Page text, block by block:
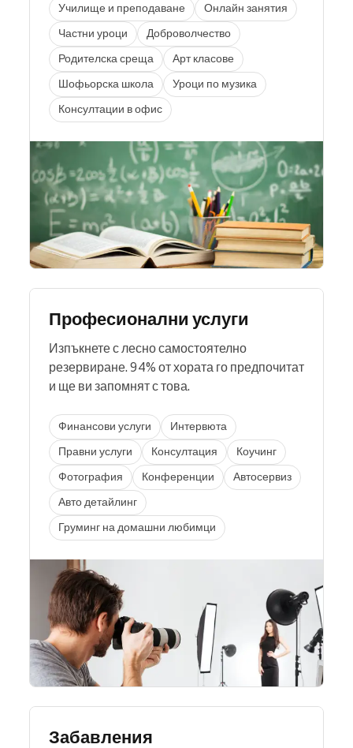
Училище и преподаване
Онлайн занятия
Частни уроци
Доброволчество
Родителска среща
Арт класове
Шофьорска школа
Уроци по музика
Консултации в офис
Професионални услуги
Изпъкнете с лесно самостоятелно
резервиране. 94% от хората го предпочитат
и ще ви запомнят с това.
Финансови услуги
Интервюта
Правни услуги
Консултация
Коучинг
Фотография
Конференции
Автосервиз
Авто детайлинг
Груминг на домашни любимци
Забавления